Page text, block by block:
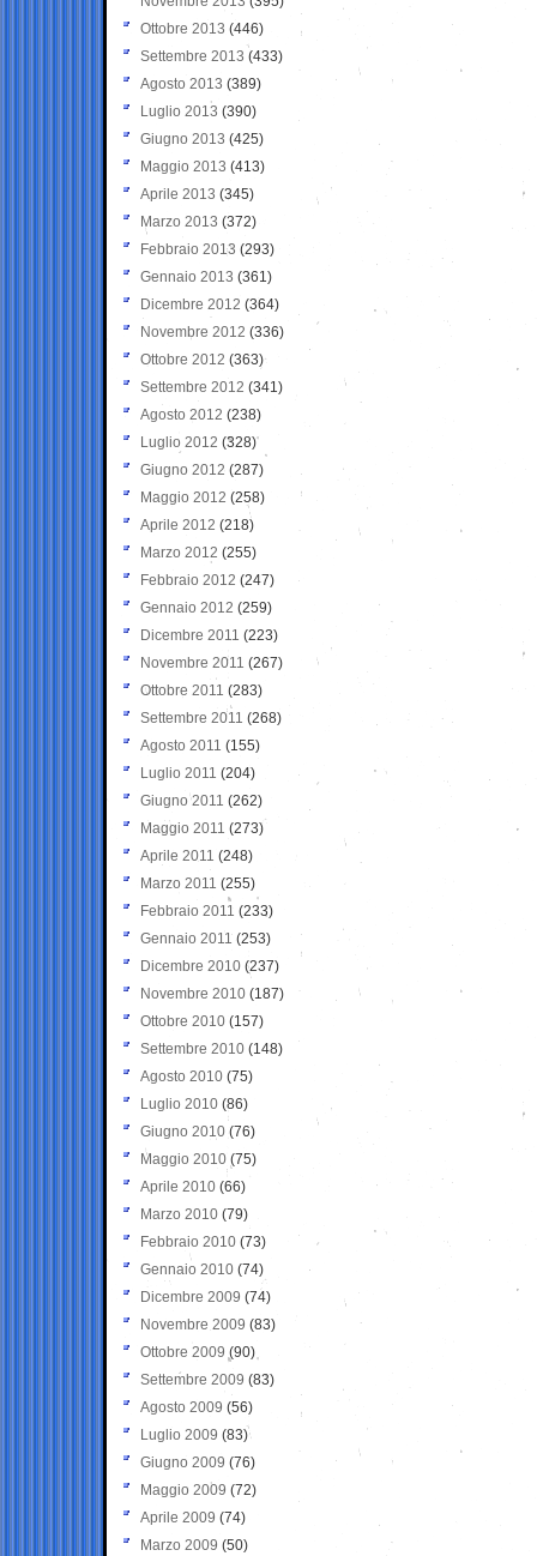
Ottobre 2013 (446)
Settembre 2013 (433)
Agosto 2013 (389)
Luglio 2013 (390)
Giugno 2013 (425)
Maggio 2013 (413)
Aprile 2013 (345)
Marzo 2013 (372)
Febbraio 2013 (293)
Gennaio 2013 (361)
Dicembre 2012 (364)
Novembre 2012 (336)
Ottobre 2012 (363)
Settembre 2012 (341)
Agosto 2012 (238)
Luglio 2012 (328)
Giugno 2012 (287)
Maggio 2012 (258)
Aprile 2012 (218)
Marzo 2012 (255)
Febbraio 2012 (247)
Gennaio 2012 (259)
Dicembre 2011 (223)
Novembre 2011 (267)
Ottobre 2011 (283)
Settembre 2011 (268)
Agosto 2011 (155)
Luglio 2011 (204)
Giugno 2011 (262)
Maggio 2011 (273)
Aprile 2011 (248)
Marzo 2011 (255)
Febbraio 2011 (233)
Gennaio 2011 (253)
Dicembre 2010 (237)
Novembre 2010 (187)
Ottobre 2010 (157)
Settembre 2010 (148)
Agosto 2010 (75)
Luglio 2010 (86)
Giugno 2010 (76)
Maggio 2010 (75)
Aprile 2010 (66)
Marzo 2010 (79)
Febbraio 2010 (73)
Gennaio 2010 (74)
Dicembre 2009 (74)
Novembre 2009 (83)
Ottobre 2009 (90)
Settembre 2009 (83)
Agosto 2009 (56)
Luglio 2009 (83)
Giugno 2009 (76)
Maggio 2009 (72)
Aprile 2009 (74)
Marzo 2009 (50)